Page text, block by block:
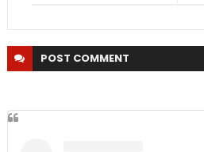
POST COMMENT